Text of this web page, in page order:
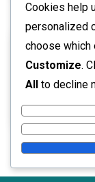
ARHIVA
February
Cookies help
personalized
choose
Customize.
All to decline